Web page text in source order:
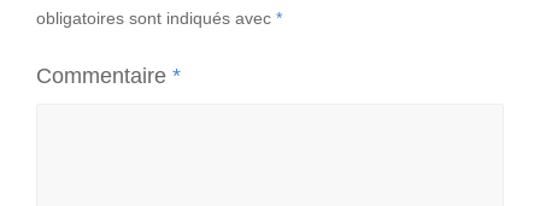
obligatoires sont indiqués avec *
Commentaire *